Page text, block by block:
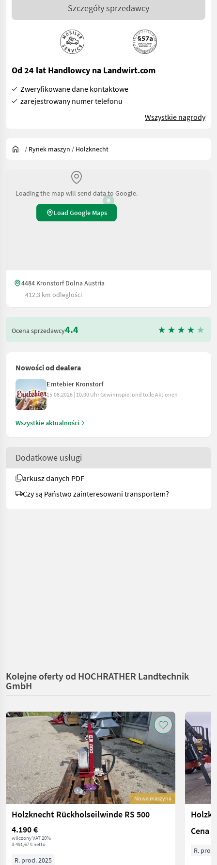
Szczegóły sprzedawcy
Od 24 lat Handlowcy na Landwirt.com
Zweryfikowane dane kontaktowe
zarejestrowany numer telefonu
Wszystkie nagrody
/ Rynek maszyn / Holzknecht
Loading the map will send data to Google.
Load Google Maps
4484 Kronstorf Dolna Austria
412.3 km odległości
Ocena sprzedawcy4.4
Nowości od dealera
Erntebier Kronstorf
15.08.2026 | 10.00 Uhr Gewinnspiel und tolle Aktionen
Wszystkie aktualności
Dodatkowe usługi
arkusz danych PDF
Czy są Państwo zainteresowani transportem?
Kolejne oferty od HOCHRATHER Landtechnik
GmbH
Nowa maszyna
Holzknecht Rückholseilwinde RS 500
4.190 €
wliczony VAT 20%
3.491,67 € netto
R. prod. 2025
Cena
R.